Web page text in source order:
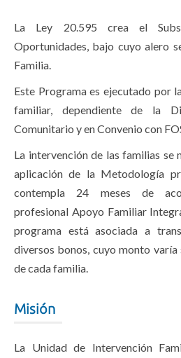
La Ley 20.595 crea el
Oportunidades, bajo cuyo alero
Familia.
Este Programa es ejecutado por
familiar, dependiente de la
Comunitario y en Convenio con
La intervención de las familias se
aplicación de la Metodología
contempla 24 meses de
profesional Apoyo Familiar
programa está asociada a
diversos bonos, cuyo monto
de cada familia.
Misión
La Unidad de Intervención